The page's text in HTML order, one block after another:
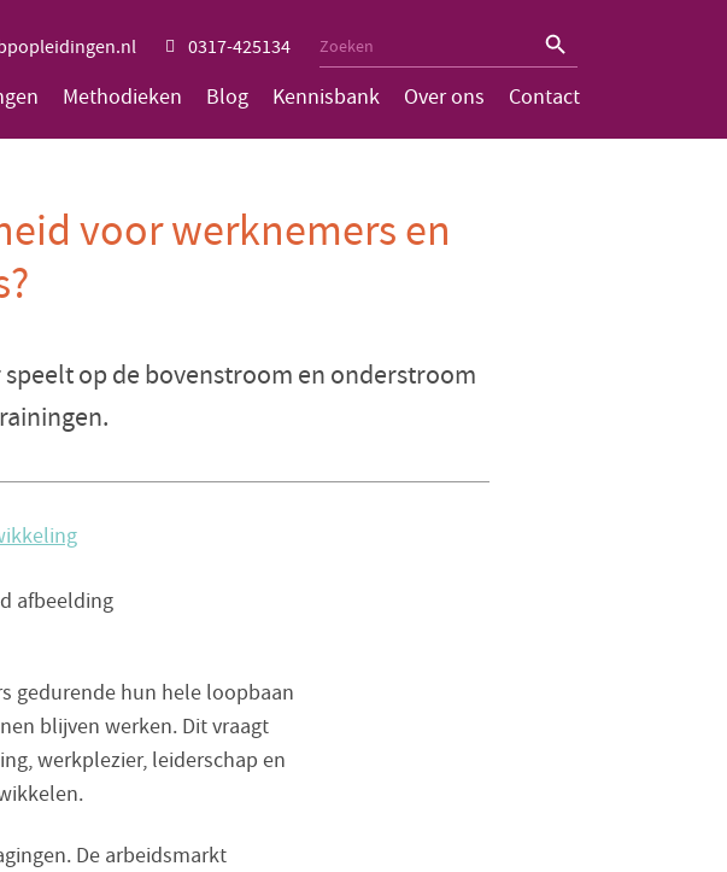
0317-425134 Zoek
naar:
Methodieken Blog Kennisbank Over ons Contact
voor werknemers en
op de bovenstroom en onderstroom
gedurende hun hele loopbaan
blijven werken. Dit vraagt
werkplezier, leiderschap en
De arbeidsmarkt